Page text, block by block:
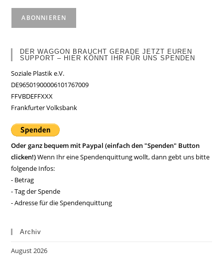
DER WAGGON BRAUCHT GERADE JETZT EUREN
SUPPORT – HIER KÖNNT IHR FÜR UNS SPENDEN
Soziale Plastik e.V.
DE96501900006101767009
FFVBDEFFXXX
Frankfurter Volksbank
Oder ganz bequem mit Paypal (einfach den "Spenden" Button
clicken!)Wenn Ihr eine Spendenquittung wollt, dann gebt uns bitte
folgende Infos:
- Betrag
- Tag der Spende
- Adresse für die Spendenquittung
Archiv
August 2026